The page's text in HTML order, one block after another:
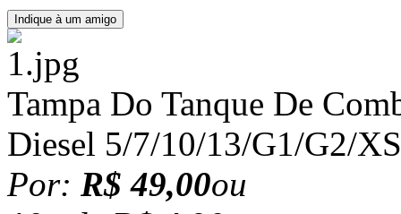
Tampa Do Tanque De
Diesel 5/7/10/13/G1/G2/XS
Por: R$ 49,00ou